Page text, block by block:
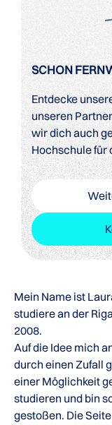
SCHON
Entdecke
unseren
wir dich auch
Hochschule für
Mein Name ist
studiere an der
2008.
Auf die Idee mich
durch einen Zufall
einer Möglichkeit
studieren und bin
gestoßen. Die